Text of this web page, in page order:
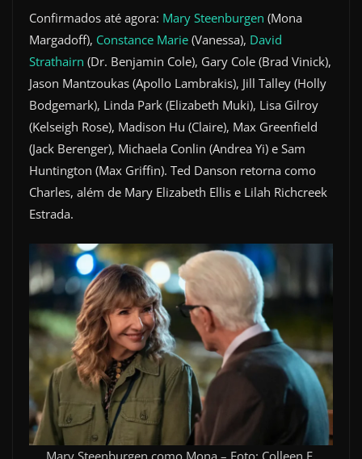
Confirmados até agora: Mary Steenburgen (Mona
Margadoff), Constance Marie (Vanessa), David
Strathairn (Dr. Benjamin Cole), Gary Cole (Brad Vinick),
Jason Mantzoukas (Apollo Lambrakis), Jill Talley (Holly
Bodgemark), Linda Park (Elizabeth Muki), Lisa Gilroy
(Kelseigh Rose), Madison Hu (Claire), Max Greenfield
(Jack Berenger), Michaela Conlin (Andrea Yi) e Sam
Huntington (Max Griffin). Ted Danson retorna como
Charles, além de Mary Elizabeth Ellis e Lilah Richcreek
Estrada.